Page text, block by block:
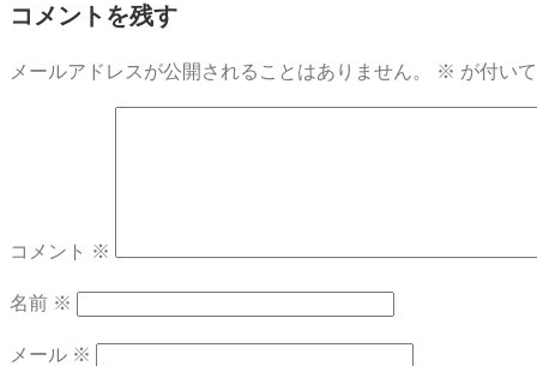
コメントを残す
メールアドレスが公開されることはありません。 ※ が付い
コメント ※
名前 ※
メール ※